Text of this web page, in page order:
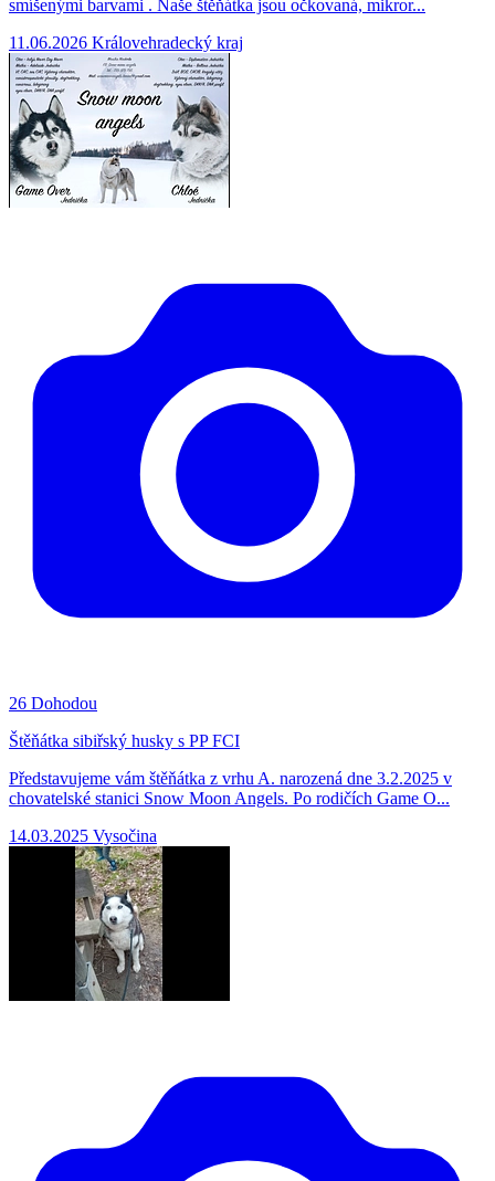
smíšenými barvami . Naše štěňátka jsou očkovaná, mikror...
11.06.2026 Královehradecký kraj
26 Dohodou
Štěňátka sibiřský husky s PP FCI
Představujeme vám štěňátka z vrhu A. narozená dne 3.2.2025 v
chovatelské stanici Snow Moon Angels. Po rodičích Game O...
14.03.2025 Vysočina